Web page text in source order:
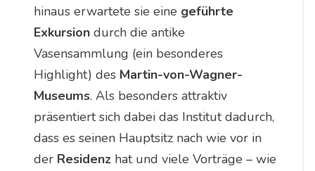
hinaus erwartete sie eine geführte
Exkursiondurch die antike
Vasensammlung (ein besonderes
Highlight) des Martin-von-Wagner-
Museums. Als besonders attraktiv
präsentiert sich dabei das Institut dadurch,
dass es seinen Hauptsitz nach wie vor in
der Residenzhat und viele Vorträge – wie